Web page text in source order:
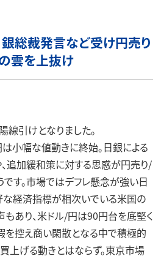
銀総裁発言など受け円売り
雲を上抜け
引けとなりました。
小幅な値動きに終始。日銀による
追加緩和策に対する思惑が円売り/
す。市場ではデフレ懸念が強い日
な経済指標が相次いでいる米国の
あり、米ドル/円は90円台を底堅く
を控え商い閑散となる中で積極的
上げる動きとはならず。東京市場